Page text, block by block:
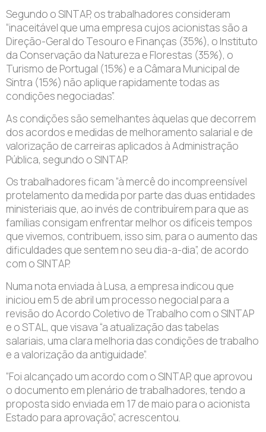
Segundo o SINTAP, os trabalhadores consideram
“inaceitável que uma empresa cujos acionistas são a
Direção-Geral do Tesouro e Finanças (35%), o Instituto
da Conservação da Natureza e Florestas (35%), o
Turismo de Portugal (15%) e a Câmara Municipal de
Sintra (15%) não aplique rapidamente todas as
condições negociadas”.
As condições são semelhantes àquelas que decorrem
dos acordos e medidas de melhoramento salarial e de
valorização de carreiras aplicados à Administração
Pública, segundo o SINTAP.
Os trabalhadores ficam “à mercê do incompreensível
protelamento da medida por parte das duas entidades
ministeriais que, ao invés de contribuírem para que as
famílias consigam enfrentar melhor os difíceis tempos
que vivemos, contribuem, isso sim, para o aumento das
dificuldades que sentem no seu dia-a-dia”, de acordo
com o SINTAP.
Numa nota enviada à Lusa, a empresa indicou que
iniciou em 5 de abril um processo negocial para a
revisão do Acordo Coletivo de Trabalho com o SINTAP
e o STAL, que visava “a atualização das tabelas
salariais, uma clara melhoria das condições de trabalho
e a valorização da antiguidade”.
“Foi alcançado um acordo com o SINTAP, que aprovou
o documento em plenário de trabalhadores, tendo a
proposta sido enviada em 17 de maio para o acionista
Estado para aprovação”, acrescentou.